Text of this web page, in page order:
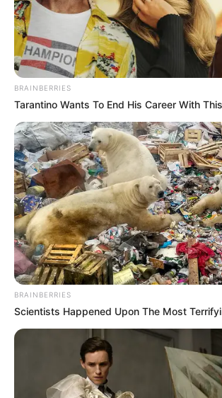
veces.
De interés:
Epa Colombia no se aguantó
supuesta nueva relación de Diana Celis:
buena ex"
Precisamente, dicha acción fue la que al
BRAINBERRIES
Tarantino Wants To End His Career With
BRAINBERRIES
Scientists Happened Upon The Most